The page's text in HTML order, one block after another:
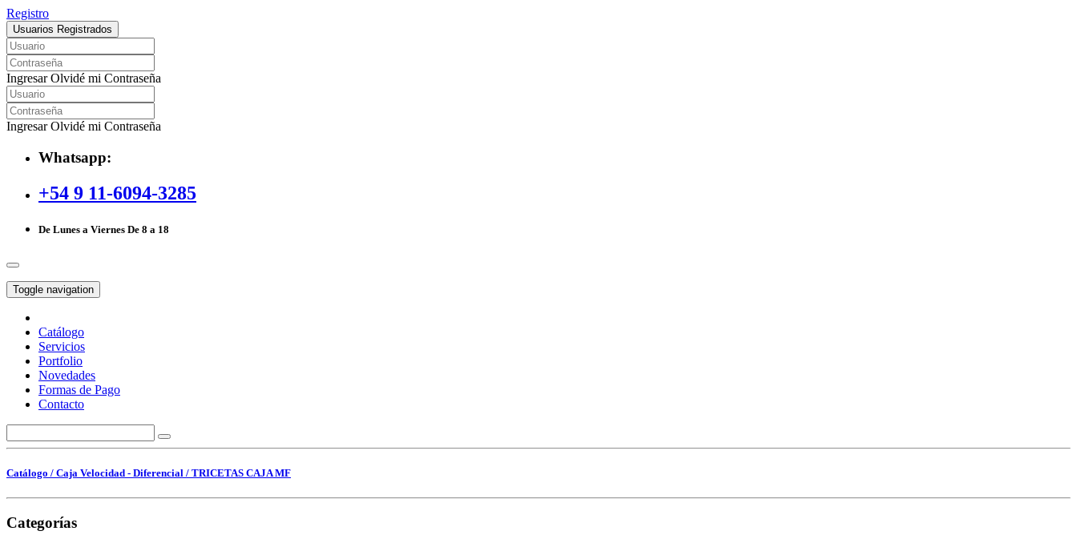
Registro
Usuarios Registrados
Ingresar Olvidé mi Contraseña
Ingresar Olvidé mi Contraseña
Whatsapp:
+54 9 11-6094-3285
De Lunes a Viernes De 8 a 18
Toggle navigation
Catálogo
Servicios
Portfolio
Novedades
Formas de Pago
Contacto
Catálogo / Caja Velocidad - Diferencial / TRICETAS CAJA MF
Categorías